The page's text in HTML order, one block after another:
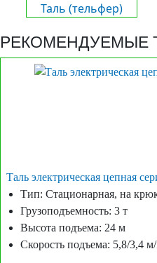
Таль (тельфер)
РЕКОМЕНДУЕМЫЕ
Таль электрическая цепная
Тип: Стационарная, на
Грузоподъемность: 3 т
Высота подъема: 24 м
Скорость подъема: 5,8/3,4